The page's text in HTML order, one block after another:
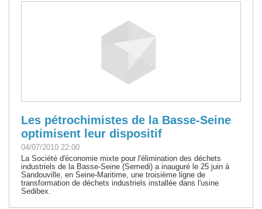
Les pétrochimistes de la Basse-Seine
optimisent leur dispositif
04/07/2010 22:00
La Société d'économie mixte pour l'élimination des déchets
industriels de la Basse-Seine (Semedi) a inauguré le 25 juin à
Sandouville, en Seine-Maritime, une troisième ligne de
transformation de déchets industriels installée dans l'usine
Sedibex.